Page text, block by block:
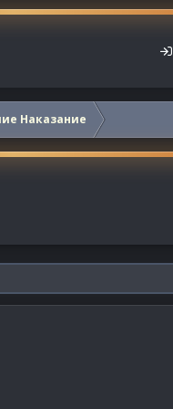
Наказание